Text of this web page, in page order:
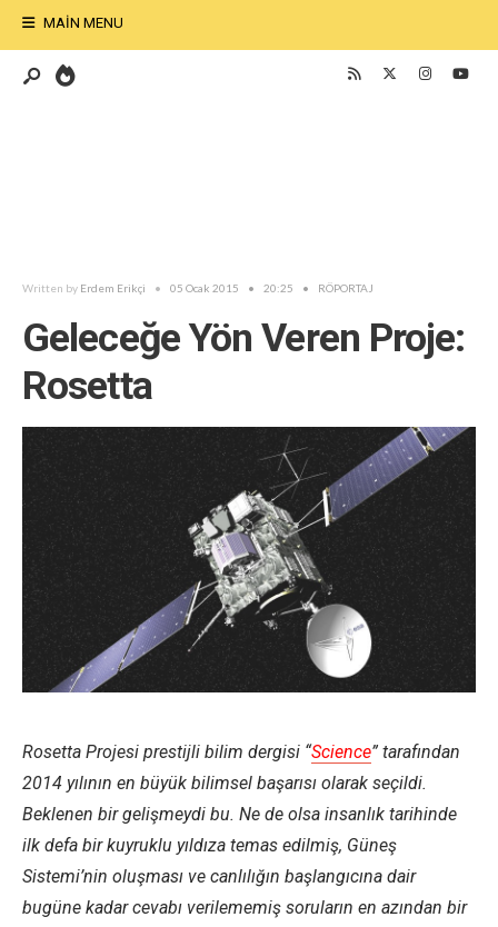
MAIN MENU
Written by Erdem Erikçi • 05 Ocak 2015 • 20:25 • RÖPORTAJ
Geleceğe Yön Veren Proje:
Rosetta
Rosetta Projesi prestijli bilim dergisi “Science” tarafından
2014 yılının en büyük bilimsel başarısı olarak seçildi.
Beklenen bir gelişmeydi bu. Ne de olsa insanlık tarihinde
ilk defa bir kuyruklu yıldıza temas edilmiş, Güneş
Sistemi’nin oluşması ve canlılığın başlangıcına dair
bugüne kadar cevabı verilememiş soruların en azından bir